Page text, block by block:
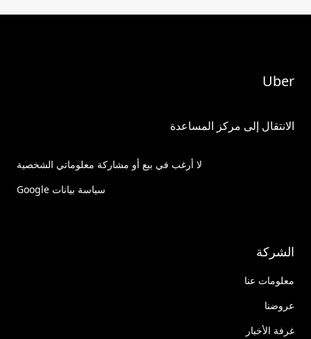
Uber
الانتقال إلى مركز المساعدة
لا أرغب في بيع أو مشاركة معلوماتي الشخصية
سياسة بيانات Google
الشركة
معلومات عنا
عروضنا
غرفة الأخبار